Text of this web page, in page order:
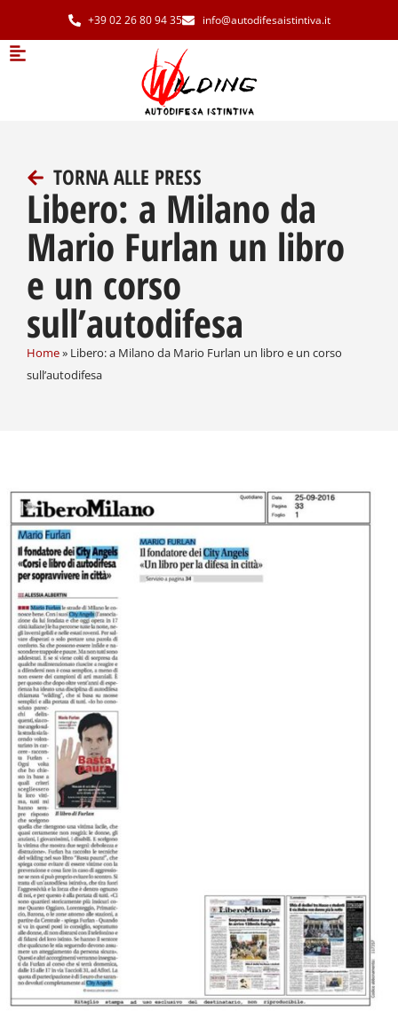
+39 02 26 80 94 35 info@autodifesaistintiva.it
TORNA ALLE PRESS
Libero: a Milano da
Mario Furlan un libro
e un corso
sull’autodifesa
Home» Libero: a Milano da Mario Furlan un libro e un corso
sull’autodifesa